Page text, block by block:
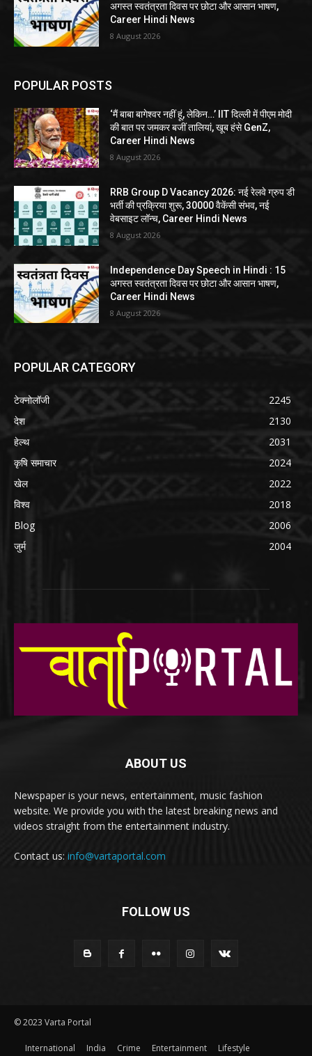
अगस्त स्वतंत्रता दिवस पर छोटा और आसान भाषण,
Career Hindi News
8 August 2026
POPULAR POSTS
‘मैं बाबा बागेश्वर नहीं हूं, लेकिन…’ IIT दिल्ली में पीएम मोदी
की बात पर जमकर बजीं तालियां, खूब हंसे GenZ,
Career Hindi News
8 August 2026
RRB Group D Vacancy 2026: नई रेलवे ग्रुप डी
भर्ती की प्रक्रिया शुरू, 30000 वैकेंसी संभव, नई
वेबसाइट लॉन्च, Career Hindi News
8 August 2026
Independence Day Speech in Hindi : 15
अगस्त स्वतंत्रता दिवस पर छोटा और आसान भाषण,
Career Hindi News
8 August 2026
POPULAR CATEGORY
टेक्नोलॉजी
2245
देश
2130
हेल्थ
2031
कृषि समाचार
2024
खेल
2022
विश्व
2018
Blog
2006
जुर्म
2004
ABOUT US
Newspaper is your news, entertainment, music fashion
website. We provide you with the latest breaking news and
videos straight from the entertainment industry.
Contact us: info@vartaportal.com
FOLLOW US
© 2023 Varta Portal
International India Crime Entertainment Lifestyle